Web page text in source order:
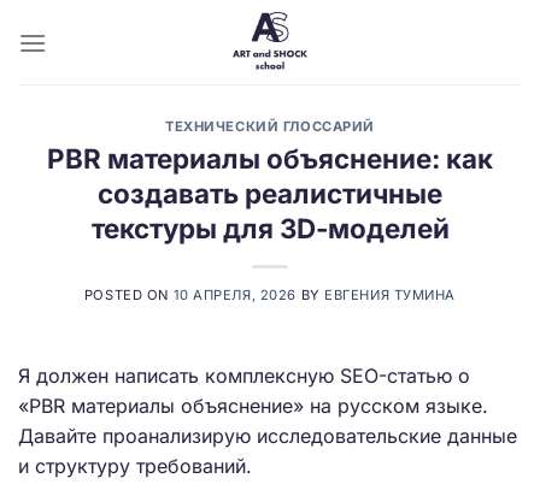
ТЕХНИЧЕСКИЙ ГЛОССАРИЙ
PBR материалы объяснение: как
создавать реалистичные
текстуры для 3D-моделей
POSTED ON 10 АПРЕЛЯ, 2026 BY ЕВГЕНИЯ ТУМИНА
Я должен написать комплексную SEO-статью о
«PBR материалы объяснение» на русском языке.
Давайте проанализирую исследовательские данные
и структуру требований.